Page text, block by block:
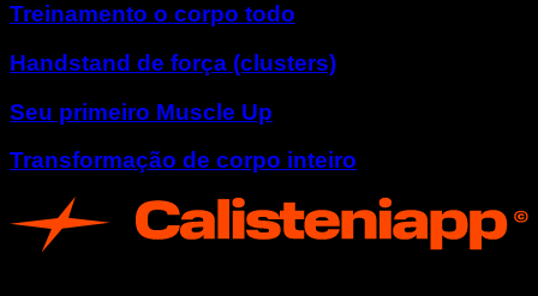
Treinamento o corpo todo
Handstand de força (clusters)
Seu primeiro Muscle Up
Transformação de corpo inteiro